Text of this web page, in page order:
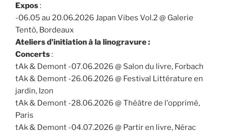
Expos:
-06.05 au 20.06.2026 Japan Vibes Vol.2 @ Galerie
Tentö, Bordeaux
Ateliers d'initiation à la linogravure :
Concerts:
tAk & Demont -07.06.2026 @ Salon du livre, Forbach
tAk & Demont -26.06.2026 @ Festival Littérature en
jardin, Izon
tAk & Demont -28.06.2026 @ Théâtre de l'opprimé,
Paris
tAk & Demont -04.07.2026 @ Partir en livre, Nérac